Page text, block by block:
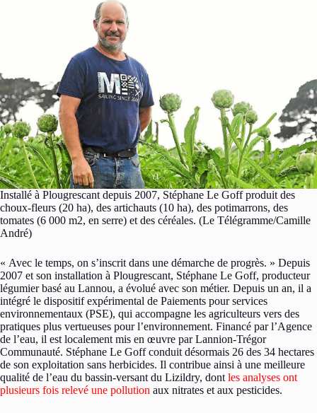
Installé à Plougrescant depuis 2007, Stéphane Le Goff produit des
choux-fleurs (20 ha), des artichauts (10 ha), des potimarrons, des
tomates (6 000 m2, en serre) et des céréales. (Le Télégramme/Camille
André)
« Avec le temps, on s’inscrit dans une démarche de progrès. » Depuis
2007 et son installation à Plougrescant, Stéphane Le Goff, producteur
légumier basé au Lannou, a évolué avec son métier. Depuis un an, il a
intégré le dispositif expérimental de Paiements pour services
environnementaux (PSE), qui accompagne les agriculteurs vers des
pratiques plus vertueuses pour l’environnement. Financé par l’Agence
de l’eau, il est localement mis en œuvre par Lannion-Trégor
Communauté. Stéphane Le Goff conduit désormais 26 des 34 hectares
de son exploitation sans herbicides. Il contribue ainsi à une meilleure
qualité de l’eau du bassin-versant du Lizildry, dont les analyses ont
plusieurs fois relevé une pollution aux nitrates et aux pesticides.